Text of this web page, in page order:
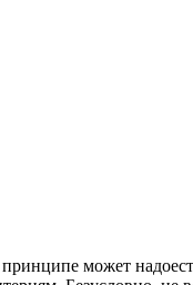
может